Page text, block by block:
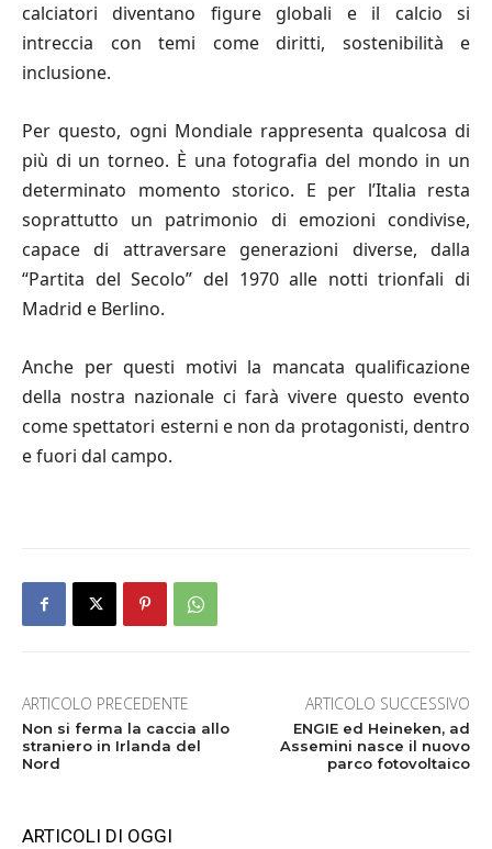
calciatori diventano figure globali e il calcio si
intreccia con temi come diritti, sostenibilità e
inclusione.
Per questo, ogni Mondiale rappresenta qualcosa di
più di un torneo. È una fotografia del mondo in un
determinato momento storico. E per l’Italia resta
soprattutto un patrimonio di emozioni condivise,
capace di attraversare generazioni diverse, dalla
“Partita del Secolo” del 1970 alle notti trionfali di
Madrid e Berlino.
Anche per questi motivi la mancata qualificazione
della nostra nazionale ci farà vivere questo evento
come spettatori esterni e non da protagonisti, dentro
e fuori dal campo.
ARTICOLO PRECEDENTE
Non si ferma la caccia allo
straniero in Irlanda del
Nord
ARTICOLO SUCCESSIVO
ENGIE ed Heineken, ad
Assemini nasce il nuovo
parco fotovoltaico
ARTICOLI DI OGGI